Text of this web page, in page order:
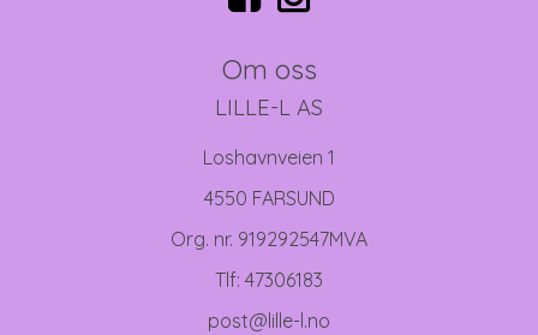
Om oss
LILLE-L AS
Loshavnveien 1
4550 FARSUND
Org. nr. 919292547MVA
Tlf: 47306183
post@lille-l.no